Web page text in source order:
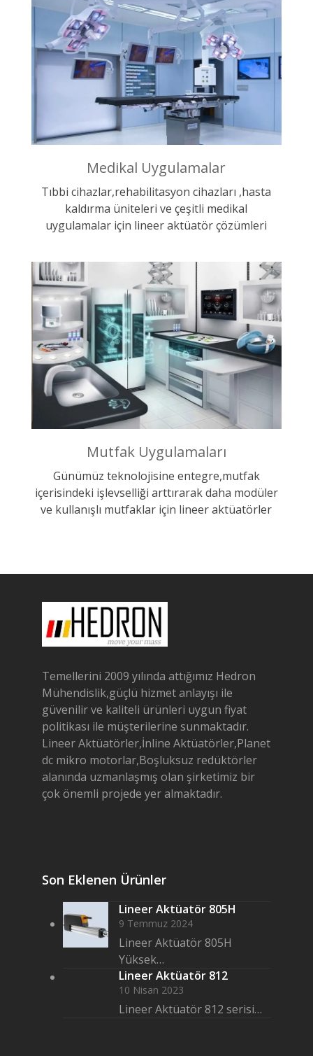
Medikal Uygulamalar
Tıbbi cihazlar,rehabilitasyon cihazları ,hasta
kaldırma üniteleri ve çeşitli medikal
uygulamalar için lineer aktüatör çözümleri
Mutfak Uygulamaları
Günümüz teknolojisine entegre,mutfak
içerisindeki işlevselliği arttırarak daha modüler
ve kullanışlı mutfaklar için lineer aktüatörler
Temellerini 2009 yılında attığımız Hedron
Mühendislik,güçlü hizmet anlayışı ile
güvenilir ve kaliteli ürünleri uygun fiyat
politikası ile müşterilerine sunmaktadır.
Lineer Aktüatörler,İnline Aktüatörler,Planet
dc mikro motorlar,Boşluksuz redüktörler
alanında uzmanlaşmış olan şirketimiz bir
çok önemli projede yer almaktadır.
Son Eklenen Ürünler
Lineer Aktüatör 805H
9 Temmuz 2024
Lineer Aktüatör 805H
Yüksek…
Lineer Aktüatör 812
10 Nisan 2023
Lineer Aktüatör 812 serisi…